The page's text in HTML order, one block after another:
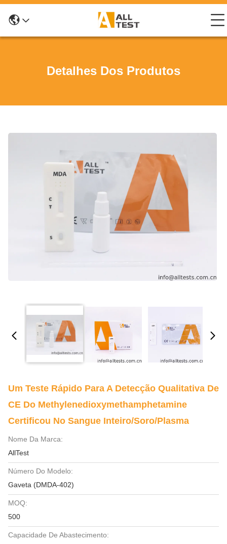
Detalhes Dos Produtos
Um Teste Rápido Para A Detecção Qualitativa De
CE Do Methylenedioxymethamphetamine
Certificou No Sangue Inteiro/soro/plasma
Nome Da Marca:
AllTest
Número Do Modelo:
Gaveta (DMDA-402)
MOQ:
500
Capacidade De Abastecimento: